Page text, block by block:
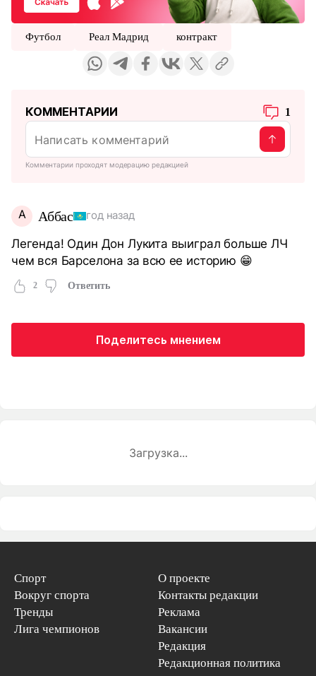
Футбол Реал Мадрид контракт
КОММЕНТАРИИ 1
Комментарии проходят модерацию редакцией
А Аббас год назад
Легенда! Один Дон Лукита выиграл больше ЛЧ
чем вся Барселона за всю ее историю 😁
2 Ответить
Поделитесь мнением
Загрузка...
Спорт
Вокруг спорта
Тренды
Лига чемпионов
О проекте
Контакты редакции
Реклама
Вакансии
Редакция
Редакционная политика